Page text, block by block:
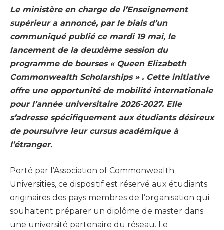
Le ministère en charge de l’Enseignement
supérieur a annoncé, par le biais d’un
communiqué publié ce mardi 19 mai, le
lancement de la deuxième session du
programme de bourses « Queen Elizabeth
Commonwealth Scholarships » . Cette initiative
offre une opportunité de mobilité internationale
pour l’année universitaire 2026-2027. Elle
s’adresse spécifiquement aux étudiants désireux
de poursuivre leur cursus académique à
l’étranger.
Porté par l’Association of Commonwealth
Universities, ce dispositif est réservé aux étudiants
originaires des pays membres de l’organisation qui
souhaitent préparer un diplôme de master dans
une université partenaire du réseau. Le